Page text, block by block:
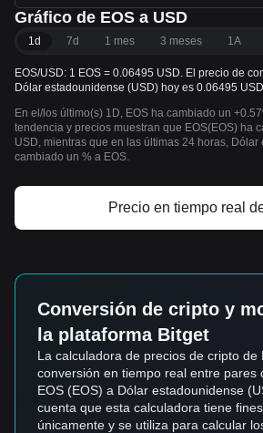
Gráfico de EOS a USD
1d 7d 1 mes 3 meses 1A
EOS/USD: 1 EOS = 0.06495 USD. El precio de
Dólar estadounidense (USD) hoy es 0.06495
En el/los último(s) 1D, EOS ha cambiado un
tendencia y precios muestran que EOS(EOS) ha
USD, mientras que en las últimas 24 horas,
cambiado un % a EOS.
Precio en tiempo real
Conversión de cripto y
la plataforma Bitget
La calculadora de precios de cripto de
conversión en tiempo real entre pares
EOS (EOS) a Dólar estadounidense
cuenta que esta calculadora tiene
únicamente y se utiliza para calcular